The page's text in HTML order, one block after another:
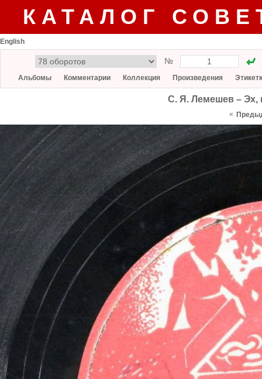
КАТАЛОГ
English
№
Альбомы Комментарии Коллекция Произведения
С. Я. Лемешев – Эх,
«